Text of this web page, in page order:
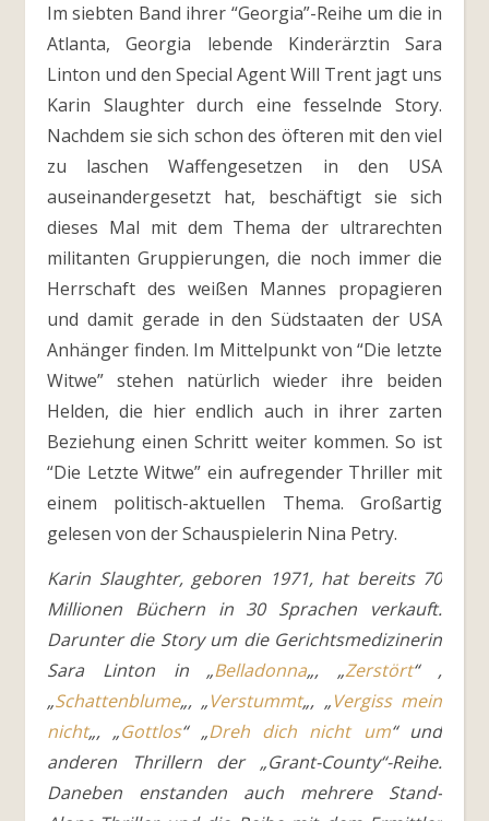
Im siebten Band ihrer “Georgia”-Reihe um die in
Atlanta, Georgia lebende Kinderärztin Sara
Linton und den Special Agent Will Trent jagt uns
Karin Slaughter durch eine fesselnde Story.
Nachdem sie sich schon des öfteren mit den viel
zu laschen Waffengesetzen in den USA
auseinandergesetzt hat, beschäftigt sie sich
dieses Mal mit dem Thema der ultrarechten
militanten Gruppierungen, die noch immer die
Herrschaft des weißen Mannes propagieren
und damit gerade in den Südstaaten der USA
Anhänger finden. Im Mittelpunkt von “Die letzte
Witwe” stehen natürlich wieder ihre beiden
Helden, die hier endlich auch in ihrer zarten
Beziehung einen Schritt weiter kommen. So ist
“Die Letzte Witwe” ein aufregender Thriller mit
einem politisch-aktuellen Thema. Großartig
gelesen von der Schauspielerin Nina Petry.
Karin Slaughter, geboren 1971, hat bereits 70
Millionen Büchern in 30 Sprachen verkauft.
Darunter die Story um die Gerichtsmedizinerin
Sara Linton in „Belladonna„, „Zerstört“ ,
„Schattenblume„, „Verstummt„, „Vergiss mein
nicht„, „Gottlos“ „Dreh dich nicht um“ und
anderen Thrillern der „Grant-County“-Reihe.
Daneben enstanden auch mehrere Stand-